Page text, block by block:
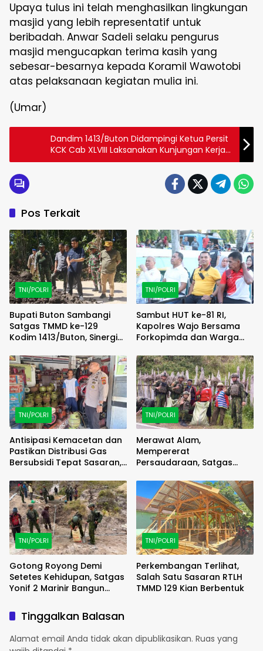
Upaya tulus ini telah menghasilkan lingkungan
masjid yang lebih representatif untuk
beribadah. Anwar Sadeli selaku pengurus
masjid mengucapkan terima kasih yang
sebesar-besarnya kepada Koramil Wawotobi
atas pelaksanaan kegiatan mulia ini.
(Umar)
Dandim 1413/Buton Didampingi Ketua Persit
KCK Cab XLVIII Laksanakan Kunjungan Kerja
ke Jajaran Koramil
Pos Terkait
TNI/POLRI
Bupati Buton Sambangi
Satgas TMMD ke-129
Kodim 1413/Buton, Sinergi
Menguat
TNI/POLRI
Sambut HUT ke-81 RI,
Kapolres Wajo Bersama
Forkopimda dan Warga
Karung
TNI/POLRI
Antisipasi Kemacetan dan
Pastikan Distribusi Gas
Bersubsidi Tepat Sasaran,
Patroli
TNI/POLRI
Merawat Alam,
Mempererat
Persaudaraan, Satgas
Enarotali Wujudkan Paniai
Bersih, Indonesia Asri
TNI/POLRI
Gotong Royong Demi
Setetes Kehidupan, Satgas
Yonif 2 Marinir Bangun
Masyarakat Pasir Putih
TNI/POLRI
Perkembangan Terlihat,
Salah Satu Sasaran RTLH
TMMD 129 Kian Berbentuk
Tinggalkan Balasan
Alamat email Anda tidak akan dipublikasikan. Ruas yang